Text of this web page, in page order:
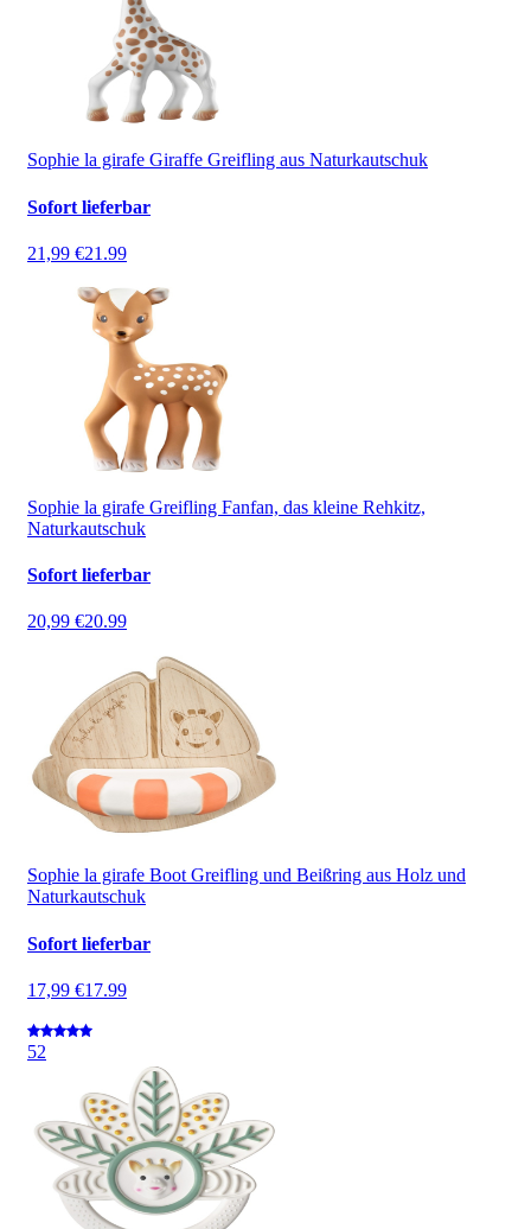
Sophie la girafe Giraffe Greifling aus Naturkautschuk
Sofort lieferbar
21,99 €21.99
Sophie la girafe Greifling Fanfan, das kleine Rehkitz,
Naturkautschuk
Sofort lieferbar
20,99 €20.99
Sophie la girafe Boot Greifling und Beißring aus Holz und
Naturkautschuk
Sofort lieferbar
17,99 €17.99
52